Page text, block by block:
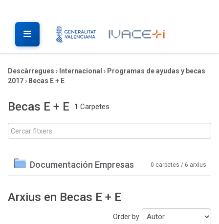
Descàrregues › Internacional › Programas de ayudas y becas
2017› Becas E + E
Becas E + E 1 Carpetes
Documentación Empresas 0 carpetes / 6 arxius
Arxius en Becas E + E
Order by